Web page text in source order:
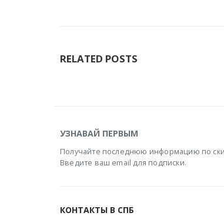
RELATED POSTS
УЗНАВАЙ ПЕРВЫМ
Получайте последнюю информацию по
Введите ваш email для подписки.
КОНТАКТЫ В СПБ